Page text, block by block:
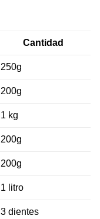
Cantidad
250g
200g
1 kg
200g
200g
1 litro
3 dientes